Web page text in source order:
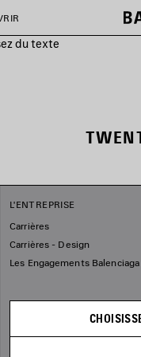
du texte
L'ENTREPRISE
Carrières
Carrières - Design
Les Engagements Balenciaga